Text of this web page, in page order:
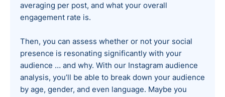
averaging per post, and what your overall
engagement rate is.
Then, you can assess whether or not your social
presence is resonating significantly with your
audience … and why. With our Instagram audience
analysis, you’ll be able to break down your audience
by age, gender, and even language. Maybe you